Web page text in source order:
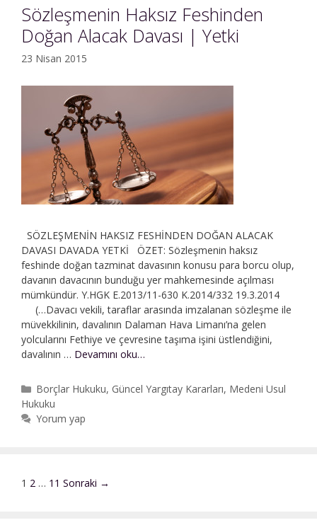
Sözleşmenin Haksız Feshinden
Doğan Alacak Davası | Yetki
23 Nisan 2015
SÖZLEŞMENİN HAKSIZ FESHİNDEN DOĞAN ALACAK
DAVASI DAVADA YETKİ ÖZET: Sözleşmenin haksız
feshinde doğan tazminat davasının konusu para borcu olup,
davanın davacının bunduğu yer mahkemesinde açılması
mümkündür. Y.HGK E.2013/11-630 K.2014/332 19.3.2014
(…Davacı vekili, taraflar arasında imzalanan sözleşme ile
müvekkilinin, davalının Dalaman Hava Limanı’na gelen
yolcularını Fethiye ve çevresine taşıma işini üstlendiğini,
davalının … Devamını oku…
Feshinden
Doğan
Kategoriler
Borçlar Hukuku, Güncel Yargıtay Kararları, Medeni Usul
Hukuku
Yorum yap
Yazı
1 2 … 11 Sonraki →